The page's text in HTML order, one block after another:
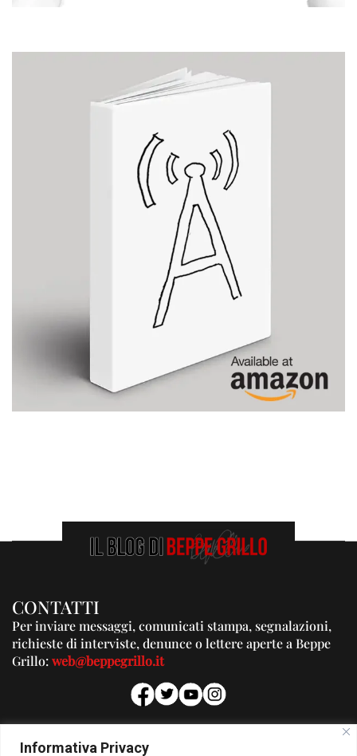
Informativa Privacy
CONTATTI
Per inviare messaggi, comunicati stampa, segnalazioni,
richieste di interviste, denunce o lettere aperte a Beppe
Grillo:web@beppegrillo.it
PUBBLICITA'